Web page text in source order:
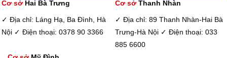
Cơ sởHai Bà Trưng
✓ Địa chỉ: Láng Hạ, Ba Đình, Hà
Nội ✓ Điện thoại: 0378 90 3366
Cơ sởThanh Nhàn
✓ Địa chỉ: 89 Thanh Nhàn-Hai Bà
Trưng-Hà Nội ✓ Điện thoại: 033
885 6600